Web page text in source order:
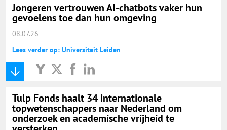
Jongeren vertrouwen AI-chatbots vaker hun
gevoelens toe dan hun omgeving
08.07.26
Lees verder op: Universiteit Leiden
Tulp Fonds haalt 34 internationale
topwetenschappers naar Nederland om
onderzoek en academische vrijheid te